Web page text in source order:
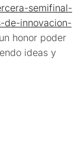
semifinal-
de-innovacion-
honor poder
ideas y